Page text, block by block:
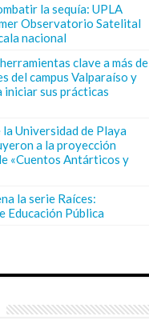
la sequía: UPLA
Observatorio Satelital
nacional
clave a más de
del campus Valparaíso y
iniciar sus prácticas
la Universidad de Playa
a la proyección
«Cuentos Antárticos y
la serie Raíces:
Educación Pública